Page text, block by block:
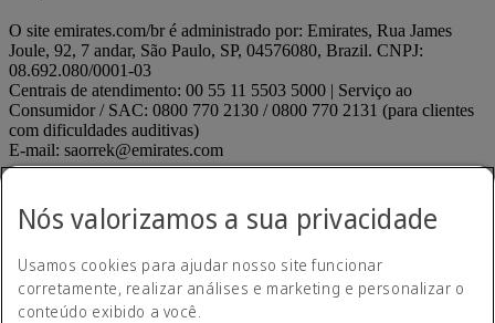
O site emirates.com/br é administrado por: Emirates, Rua James
Joule, 92, 7 andar, São Paulo, SP, 04576080, Brazil. CNPJ:
08.692.080/0001-03
Centrais de atendimento: 00 55 11 5503 5000 | Serviço ao
Consumidor / SAC: 0800 770 2130 / 0800 770 2131 (para clientes
com dificuldades auditivas)
E-mail: saorrek@emirates.com
Contate-nos
Política de privacidade
Política de Cookies
Segurança cibernética
Declaração de transparência relativa à Lei sobre Escravidão
Nós valorizamos a sua privacidade
Usamos cookies para ajudar nosso site funcionar
corretamente, realizar análises e marketing e personalizar o
conteúdo exibido a você.